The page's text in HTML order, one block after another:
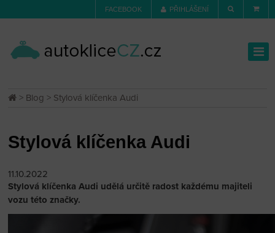
FACEBOOK PŘIHLÁŠENÍ
> Blog > Stylová klíčenka Audi
Stylová klíčenka Audi
11.10.2022
Stylová klíčenka Audi udělá určitě radost každému majiteli
vozu této značky.